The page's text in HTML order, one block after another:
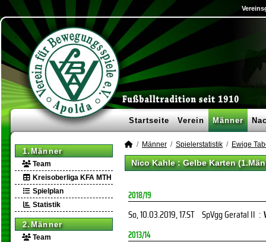
Startseite Verein Männer
1.Männer
Team
Kreisoberliga KFA MTH
Spielplan
Statistik
2.Männer
Team
Männer Spielerstatistik Ewige
Nico Kahle : Gelbe Karten
2018/19
So, 10.03.2019, 17.ST SpVgg Geratal II :
2013/14